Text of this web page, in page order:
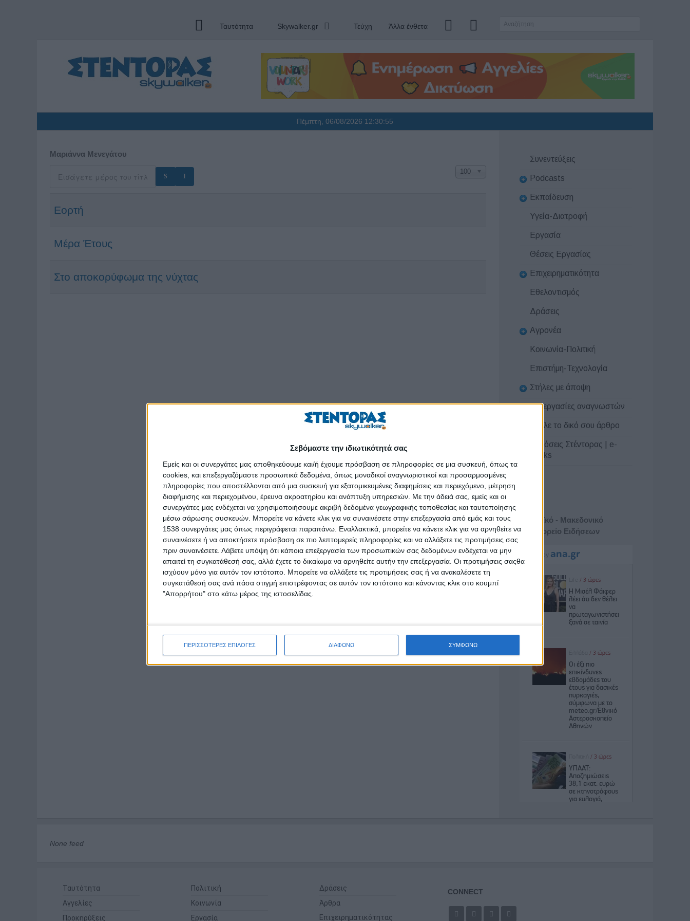
Σεβόμαστε την ιδιωτικότητά σας
Εμείς και οι συνεργάτες μας αποθηκεύουμε και/ή έχουμε πρόσβαση σε πληροφορίες σε μια συσκευή, όπως τα
cookies, και επεξεργαζόμαστε προσωπικά δεδομένα, όπως μοναδικοί αναγνωριστικοί και προσαρμοσμένες
πληροφορίες που αποστέλλονται από μια συσκευή για εξατομικευμένες διαφημίσεις και περιεχόμενο, μέτρηση
διαφήμισης και περιεχομένου, έρευνα ακροατηρίου και ανάπτυξη υπηρεσιών. Με την άδειά σας, εμείς και οι
συνεργάτες μας ενδέχεται να χρησιμοποιήσουμε ακριβή δεδομένα γεωγραφικής τοποθεσίας και ταυτοποίησης
μέσω σάρωσης συσκευών. Μπορείτε να κάνετε κλικ για να συναινέσετε στην επεξεργασία από εμάς και τους
1538 συνεργάτες μας όπως περιγράφεται παραπάνω. Εναλλακτικά, μπορείτε να κάνετε κλικ για να αρνηθείτε να
συναινέσετε ή να αποκτήσετε πρόσβαση σε πιο λεπτομερείς πληροφορίες και να αλλάξετε τις προτιμήσεις σας
πριν συναινέσετε. Λάβετε υπόψη ότι κάποια επεξεργασία των προσωπικών σας δεδομένων ενδέχεται να μην
απαιτεί τη συγκατάθεσή σας, αλλά έχετε το δικαίωμα να αρνηθείτε αυτήν την επεξεργασία. Οι προτιμήσεις σαςθα
ισχύουν μόνο για αυτόν τον ιστότοπο. Μπορείτε να αλλάξετε τις προτιμήσεις σας ή να ανακαλέσετε τη
συγκατάθεσή σας ανά πάσα στιγμή επιστρέφοντας σε αυτόν τον ιστότοπο και κάνοντας κλικ στο κουμπί
"Απορρήτου" στο κάτω μέρος της ιστοσελίδας.
ΠΕΡΙΣΣΟΤΕΡΕΣ ΕΠΙΛΟΓΕΣ ΔΙΑΦΩΝΩ ΣΥΜΦΩΝΩ
Ταυτότητα Skywalker.gr Τεύχη Άλλα ένθετα
Πέμπτη, 06/08/2026 12:30:55
Μαριάννα Μενεγάτου
100
Εορτή
Μέρα Έτους
Στο αποκορύφωμα της νύχτας
Συνεντεύξεις
Podcasts
Εκπαίδευση
Υγεία-Διατροφή
Εργασία
Θέσεις Εργασίας
Επιχειρηματικότητα
Εθελοντισμός
Δράσεις
Αγρονέα
Κοινωνία-Πολιτική
Επιστήμη-Τεχνολογία
Στήλες με άποψη
Συνεργασίες αναγνωστών
Στείλε το δικό σου άρθρο
Εκδόσεις Στέντορας | e-
books
Αθηναϊκό - Μακεδονικό
Πρακτορείο Ειδήσεων
None feed
Ταυτότητα
Αγγελίες
Προκηρύξεις
Πολιτική
Κοινωνία
Εργασία
Δράσεις
Άρθρα
Επιχειρηματικότητας
CONNECT